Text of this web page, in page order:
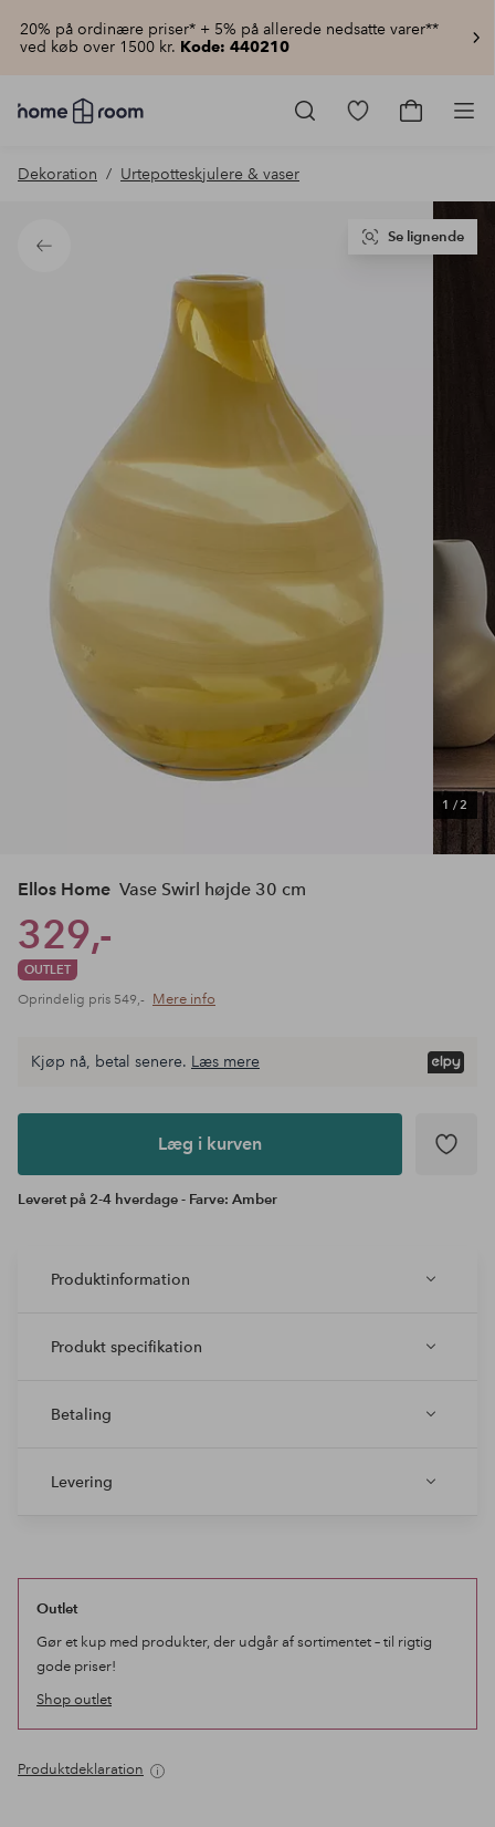
20% på ordinære priser* + 5% på allerede nedsatte varer**
ved køb over 1500 kr. Kode: 440210
Homeroom
–
hjemmet
pris
Gå
Gå
Dekoration Urtepotteskjulere & vaser
Tilbage
1 /2
Se lignende
Ellos Home Vase Swirl højde 30 cm
329,-
OUTLET
Oprindelig pris 549,- Mere info
Læg i
Kjøp nå, betal senere. Læs mere
Læg i kurven
Leveret på 2-4 hverdage - Farve: Amber
Produktinformation
Produkt specifikation
Betaling
Levering
Outlet
Gør et kup med produkter, der udgår af sortimentet – til rigtig
gode priser!
Shop outlet
Produktdeklaration